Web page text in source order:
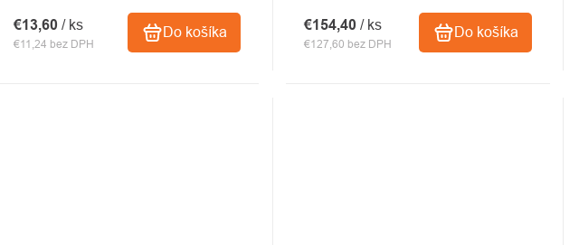
€11,24 bez DPH
€13,60 / ks Do košíka
€127,60 bez DPH
€154,40/ ks Do košíka